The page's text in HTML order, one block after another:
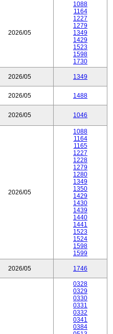
2026/05
1088
1164
1227
1279
1349
1429
1523
1598
1730
2026/05 1349
2026/05 1488
2026/05 1046
2026/05
1088
1164
1165
1227
1228
1279
1280
1349
1350
1429
1430
1439
1440
1441
1523
1524
1598
1599
2026/05 1746
0328
0329
0330
0331
0332
0341
0384